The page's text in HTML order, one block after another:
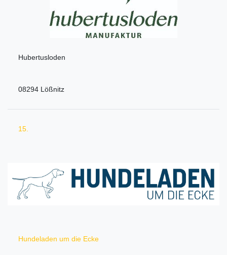
Hubertusloden
08294 Lößnitz
15.
Hundeladen um die Ecke